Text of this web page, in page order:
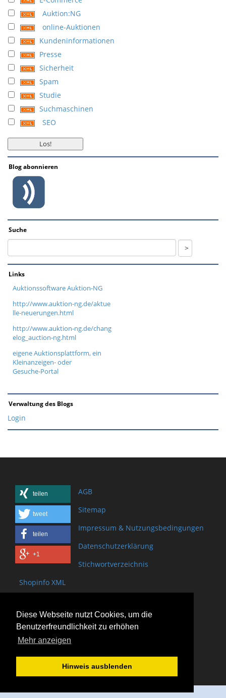
Diese Webseite nutzt Cookies, um die
Benutzerfreundlichkeit zu erhöhen
Mehr anzeigen
Hinweis ausblenden
Auktion:NG
online-Auktionen
Kundeninformationen
Presse
Sicherheit
Spam
Studie
Suchmaschinen
SEO
Blog abonnieren
Suche
Links
Auktionssoftware Auktion-NG
http://www.auktion-ng.de/aktue
lle-neuerungen.html
http://www.auktion-ng.de/chang
elog_auction-ng.html
eigene Auktionsplattform, ein
Kleinanzeigen- oder
Gesuche-Portal
Verwaltung des Blogs
Login
teilen
tweet
teilen
+1
AGB
Sitemap
Impressum & Nutzungsbedingungen
Datenschutzerklärung
Stichwortverzeichnis
Shopinfo XML
Bischof-Brand Straße 2
61440 Oberursel
(+49) 6171 - 98 11 80
(+49) 6171 - 98 28 10
service@onsite.org